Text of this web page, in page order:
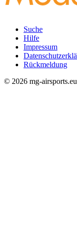
Rechtliches
Suche
Hilfe
Impressum
Rückmeldung
© 2026 mg-airsports.eu